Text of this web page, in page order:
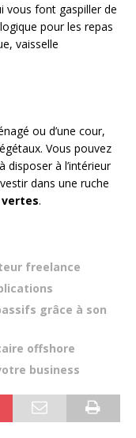
vous font gaspiller de
pour les repas
vaisselle
ou d’une cour,
Vous pouvez
disposer à l’intérieur
dans une ruche
.
freelance
grâce à son
offshore
business